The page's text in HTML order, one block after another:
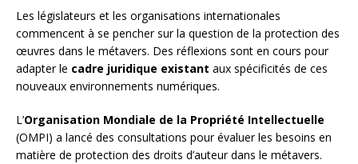
Les législateurs et les organisations internationales
commencent à se pencher sur la question de la protection des
œuvres dans le métavers. Des réflexions sont en cours pour
adapter le cadre juridique existant aux spécificités de ces
nouveaux environnements numériques.
L’Organisation Mondiale de la Propriété Intellectuelle
(OMPI) a lancé des consultations pour évaluer les besoins en
matière de protection des droits d’auteur dans le métavers.